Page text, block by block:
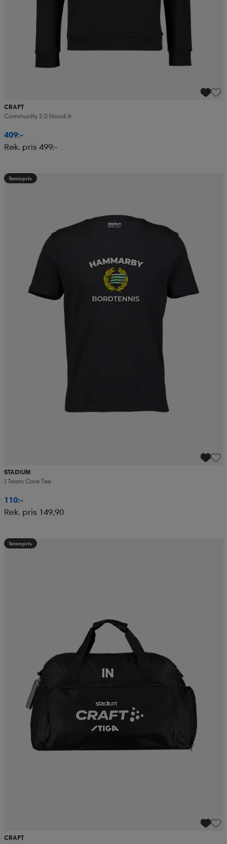
CRAFT
Community 2.0 Hood Jr
409:-
Rek. pris 499:-
Teampris
STADIUM
J Team Core Tee
110:-
Rek. pris 149,90
Teampris
CRAFT